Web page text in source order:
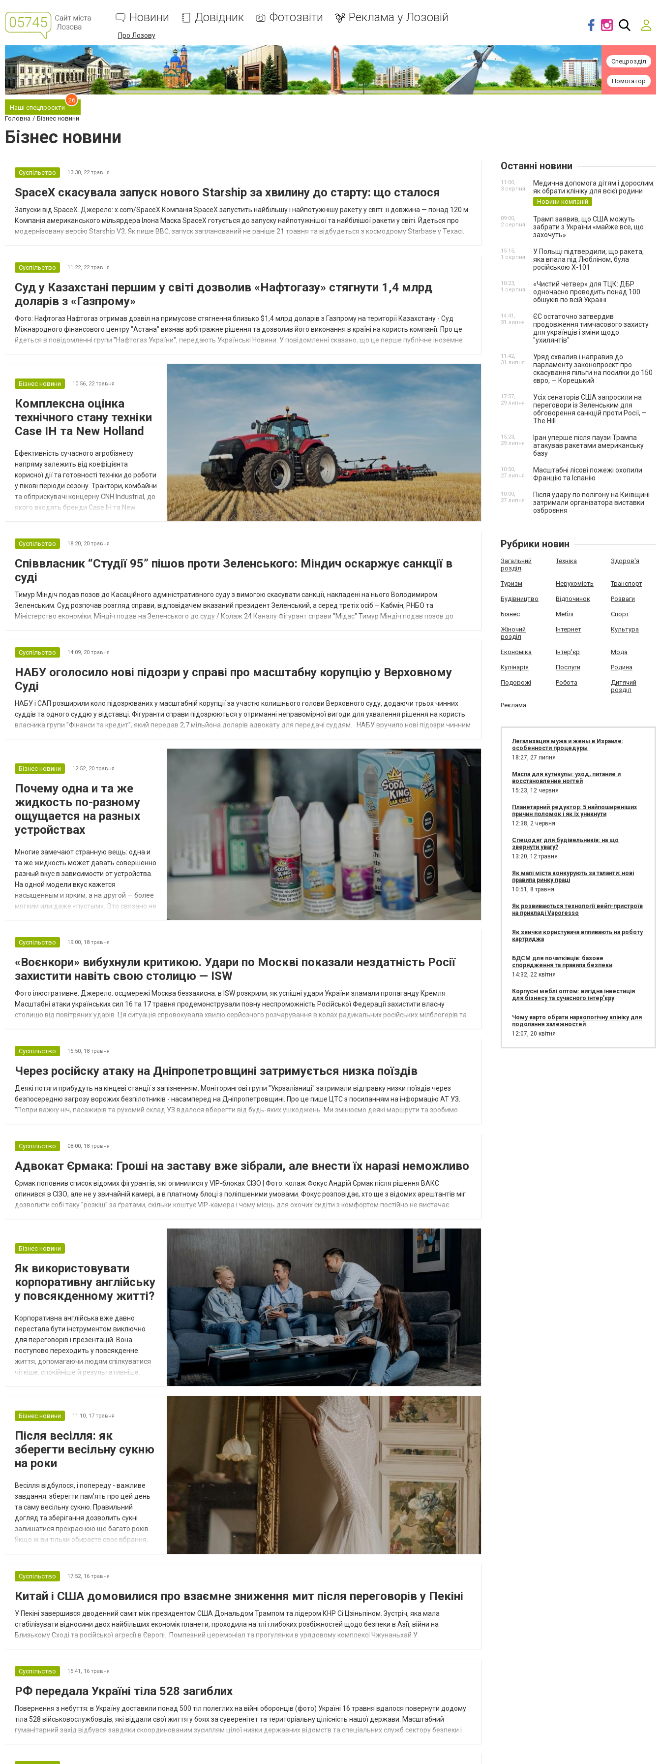
Новини Довідник Фотозвіти Реклама у Лозовій
Про Лозову
Спецрозділ
Помогатор
Наші спецпроєкти
26
Головна Бізнес новини
Бізнес новини
Суспільство 13:30, 22 травня
SpaceX скасувала запуск нового Starship за хвилину до старту: що сталося
Запуски від SpaceX. Джерело: x.com/SpaceX Компанія SpaceX запустить найбільшу і найпотужнішу ракету у світі: її довжина — понад 120 м
Компанія американського мільярдера Ілона Маска SpaceX готується до запуску найпотужнішої та найбілішої ракети у світі. Йдеться про
модернізовану версію Starship V3. Як пише ВВС, запуск запланований не раніше 21 травня та відбудеться з космодрому Starbase у Техасі.
Суспільство 11:22, 22 травня
Суд у Казахстані першим у світі дозволив «Нафтогазу» стягнути 1,4 млрд
доларів з «Газпрому»
Фото: Нафтогаз Нафтогаз отримав дозвіл на примусове стягнення близько $1,4 млрд доларів з Газпрому на території Казахстану - Суд
Міжнародного фінансового центру "Астана" визнав арбітражне рішення та дозволив його виконання в країні на користь компанії. Про це
йдеться в повідомленні групи "Нафтогаз України", передають Українські Новини. У повідомленні сказано, що це перше публічне іноземне
Бізнес новини 10:56, 22 травня
Комплексна оцінка
технічного стану техніки
Case IH та New Holland
Ефективність сучасного агробізнесу
напряму залежить від коефіцієнта
корисної дії та готовності техніки до роботи
у пікові періоди сезону. Трактори, комбайни
та обприскувачі концерну CNH Industrial, до
якого входять бренди Case IH та New
діагностики. Спільна інженерна база цих
брендів дозволяє застосовувати
уніфіковані методи оцінки технічного стану,
що поєднують комп'ютерний а...
Суспільство 18:20, 20 травня
Співвласник “Студії 95” пішов проти Зеленського: Міндич оскаржує санкції в
суді
Тимур Міндіч подав позов до Касаційного адміністративного суду з вимогою скасувати санкції, накладені на нього Володимиром
Зеленським. Суд розпочав розгляд справи, відповідачем вказаний президент Зеленський, а серед третіх осіб – Кабмін, РНБО та
Міністерство економіки. Міндіч подав на Зеленського до суду / Колаж 24 Каналу Фігурант справи "Мідас" Тимур Міндіч подав позов до
Суспільство 14:09, 20 травня
НАБУ оголосило нові підозри у справі про масштабну корупцію у Верховному
Суді
НАБУ і САП розширили коло підозрюваних у масштабній корупції за участю колишнього голови Верховного суду, додаючи трьох чинних
суддів та одного суддю у відставці. Фігуранти справи підозрюються у отриманні неправомірної вигоди для ухвалення рішення на користь
власника групи "Фінанси та кредит", який передав 2,7 мільйона доларів адвокату для передачі суддям. НАБУ вручило нові підозри чинним
Бізнес новини 12:52, 20 травня
Почему одна и та же
жидкость по-разному
ощущается на разных
устройствах
Многие замечают странную вещь: одна и
та же жидкость может давать совершенно
разный вкус в зависимости от устройства.
На одной модели вкус кажется
насыщенным и ярким, а на другой — более
мягким или даже «пустым». Это связано не
сигареты. Предлагаем, разобраться в этом
вопросе подробнее. Что влияет на
передачу вкуса Разница во вкусе
появляется сразу из-за нескольких
факторов: тип испарителя в...
Суспільство 19:00, 18 травня
«Воєнкори» вибухнули критикою. Удари по Москві показали нездатність Росії
захистити навіть свою столицю — ISW
Фото ілюстративне. Джерело: осцмережі Москва беззахисна: в ISW розкрили, як успішні удари України зламали пропаганду Кремля
Масштабні атаки українських сил 16 та 17 травня продемонстрували повну неспроможність Російської Федерації захистити власну
столицю від повітряних ударів. Ця ситуація спровокувала хвилю серйозного розчарування в колах радикальних російських мілблогерів та
Суспільство 15:50, 18 травня
Через російску атаку на Дніпропетровщині затримується низка поїздів
Деякі потяги прибудуть на кінцеві станції з запізненням. Моніторингові групи "Укрзалізниці" затримали відправку низки поїздів через
безпосередню загрозу ворожих безпілотників - насамперед на Дніпропетровщині. Про це пише ЦТС з посиланням на інформацію АТ УЗ.
"Попри важку ніч, пасажирів та рухомий склад УЗ вдалося вберегти від будь-яких ушкоджень. Ми змінюємо деякі маршрути та зробимо
Суспільство 08:00, 18 травня
Адвокат Єрмака: Гроші на заставу вже зібрали, але внести їх наразі неможливо
Єрмак поповнив список відомих фігурантів, які опинилися у VIP-блоках СІЗО | Фото: колаж Фокус Андрій Єрмак після рішення ВАКС
опинився в СІЗО, але не у звичайній камері, а в платному блоці з поліпшеними умовами. Фокус розповідає, хто ще з відомих арештантів міг
дозволити собі таку "розкіш" за ґратами, скільки коштує VIP-камера і чому місць для охочих сидіти з комфортом постійно не вистачає.
Бізнес новини
Як використовувати
корпоративну англійську
у повсякденному житті?
Корпоративна англійська вже давно
перестала бути інструментом виключно
для переговорів і презентацій. Вона
поступово переходить у повсякденне
життя, допомагаючи людям спілкуватися
чіткіше, спокійніше й результативніше.
співробітників допомагає компаніям
на сайті https://englishempire.com.ua/).
офлайн поєднує живу пр...
Бізнес новини 11:10, 17 травня
Після весілля: як
зберегти весільну сукню
на роки
Весілля відбулося, і попереду - важливе
завдання: зберегти пам'ять про цей день
та саму весільну сукню. Правильний
догляд та зберігання дозволить сукні
залишатися прекрасною ще багато років.
Якщо ж ви тільки обираєте своє вбрання,
щодо подальшого догляду. Кроки після
весілля для збереження сукні Крок Термін
Що робити 1 Протягом 48 годин Провітрити
та оглянути на предмет забруднень...
Суспільство 17:52, 16 травня
Китай і США домовилися про взаємне зниження мит після переговорів у Пекіні
У Пекіні завершився дводенний саміт між президентом США Дональдом Трампом та лідером КНР Сі Цзіньпіном. Зустріч, яка мала
стабілізувати відносини двох найбільших економік планети, проходила на тлі глибоких розбіжностей щодо безпеки в Азії, війни на
Близькому Сході та російської агресії в Європі. Помпезний церемоніал та прогулянки в урядовому комплексі Чжунаньхай У
Суспільство 15:41, 16 травня
РФ передала Україні тіла 528 загиблих
Повернення з небуття: в Україну доставили понад 500 тіл полеглих на війні оборонців (фото) Україні 16 травня вдалося повернути додому
тіла 528 військовослужбовців, які віддали свої життя у боях за суверенітет та територіальну цілісність нашої держави. Масштабний
гуманітарний захід відбувся завдяки скоординованим зусиллям цілої низки державних відомств та спеціальних служб сектору безпеки і
Останні новини
Медична допомога дітям і дорослим:
як обрати клініку для всієї родини
Новини компаній
11:00,
3 серпня
Трамп заявив, що США можуть
забрати з України «майже все, що
захочуть»
09:00,
2 серпня
У Польщі підтвердили, що ракета,
яка впала під Любліном, була
російською Х-101
15:15,
1 серпня
«Чистий четвер» для ТЦК: ДБР
одночасно проводить понад 100
обшуків по всій Україні
10:23,
1 серпня
ЄС остаточно затвердив
продовження тимчасового захисту
для українців і зміни щодо
"ухилянтів"
14:41,
31 липня
Уряд схвалив і направив до
парламенту законопроєкт про
скасування пільги на посилки до 150
євро, — Корецький
11:42,
31 липня
Усіх сенаторів США запросили на
переговори із Зеленським для
обговорення санкцій проти Росії, –
The Hill
17:57,
29 липня
Іран уперше після паузи Трампа
атакував ракетами американську
базу
15:23,
29 липня
Масштабні лісові пожежі охопили
Францію та Іспанію
10:50,
27 липня
Після удару по полігону на Київщині
затримали організатора виставки
озброєння
10:00,
27 липня
Рубрики новин
Загальний
розділ
Техніка Здоров'я
Туризм Нерухомість Транспорт
Будівництво Відпочинок Розваги
Бізнес Меблі Спорт
Жіночий
розділ
Інтернет Культура
Економіка Інтер'єр Мода
Кулінарія Послуги Родина
Подорожі Робота
Дитячий
розділ
Реклама
Легализация мужа и жены в Израиле:
особенности процедуры
18:27, 27 липня
Масла для кутикулы: уход, питание и
восстановление ногтей
15:23, 12 червня
Планетарний редуктор: 5 найпоширеніших
причин поломок і як їх уникнути
12:38, 2 червня
Спецодяг для будівельників: на що
звернути увагу?
13:20, 12 травня
Як малі міста конкурують за таланти: нові
правила ринку праці
10:51, 8 травня
Як розвиваються технології вейп-пристроїв
на прикладі Vaporesso
Як звички користувача впливають на роботу
картриджа
БДСМ для початківців: базове
спорядження та правила безпеки
14:32, 22 квітня
Корпусні меблі оптом: вигідна інвестиція
для бізнесу та сучасного інтер’єру
Чому варто обрати наркологічну клініку для
подолання залежностей
12:07, 20 квітня